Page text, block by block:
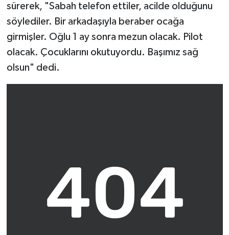
sürerek, "Sabah telefon ettiler, acilde olduğunu
söylediler. Bir arkadaşıyla beraber ocağa
girmişler. Oğlu 1 ay sonra mezun olacak. Pilot
olacak. Çocuklarını okutuyordu. Başımız sağ
olsun" dedi.